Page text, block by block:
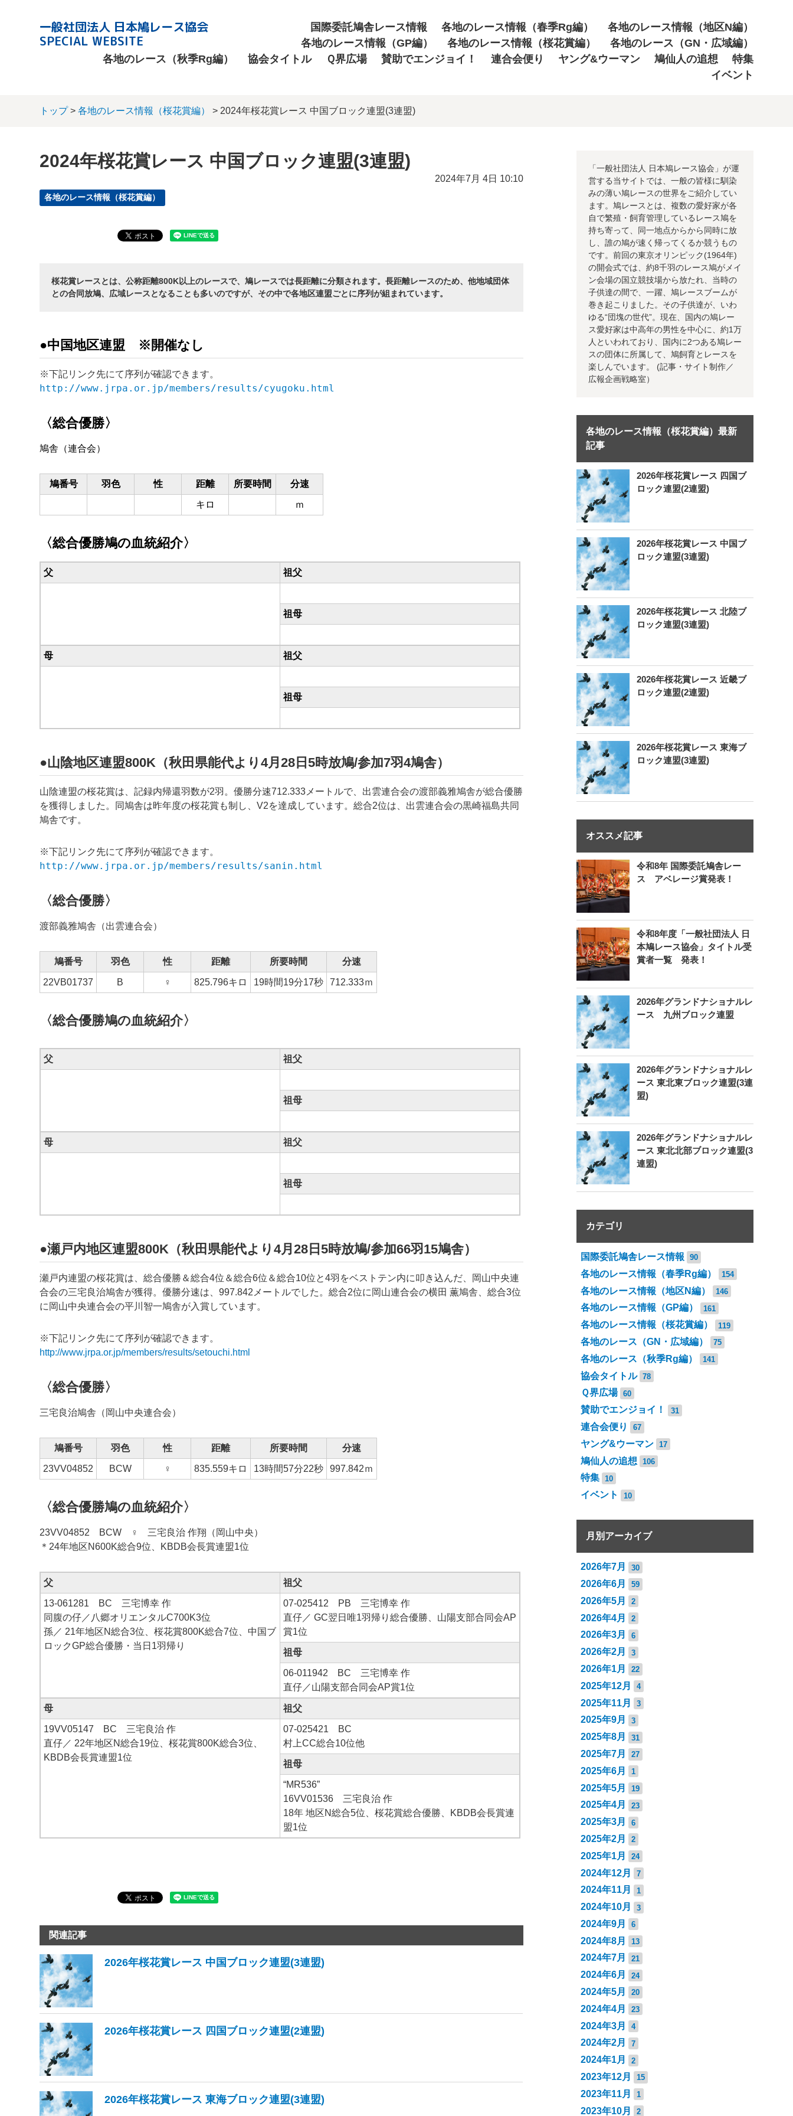
一般社団法人 日本鳩レース協会
SPECIAL WEBSITE
国際委託鳩舎レース情報 各地のレース情報（春季Rg編）
各地のレース情報（地区N編）
各地のレース情報（GP編）
各地のレース情報（桜花賞編）
各地のレース（GN・広域編）
各地のレース（秋季Rg編）
協会タイトル Ｑ界広場 賛助でエンジョイ！ 連合会便り ヤング&ウーマン 鳩仙人の追想
特集
イベント
トップ>各地のレース情報（桜花賞編） > 2024年桜花賞レース 中国ブロック連盟(3連盟)
2024年桜花賞レース 中国ブロック連盟(3連盟)
2024年7月 4日 10:10
各地のレース情報（桜花賞編）
桜花賞レースとは、公称距離800K以上のレースで、鳩レースでは長距離に分類されます。長距離レースのため、他地域団体
との合同放鳩、広域レースとなることも多いのですが、その中で各地区連盟ごとに序列が組まれています。
●中国地区連盟 ※開催なし
※下記リンク先にて序列が確認できます。
http://www.jrpa.or.jp/members/results/cyugoku.html
〈総合優勝〉
鳩舎（連合会）
鳩番号 羽色 性 距離 所要時間 分速
キロ ｍ
〈総合優勝鳩の血統紹介〉
父 祖父
祖母
母 祖父
祖母
●山陰地区連盟800K（秋田県能代より4月28日5時放鳩/参加7羽4鳩舎）
山陰連盟の桜花賞は、記録内帰還羽数が2羽。優勝分速712.333 メートルで、出雲連合会の渡部義雅鳩舎が総合優勝
を獲得しました。同鳩舎は昨年度の桜花賞も制し、V2を達成しています。総合2位は、出雲連合会の黒崎福島共同
鳩舎です。
※下記リンク先にて序列が確認できます。
http://www.jrpa.or.jp/members/results/sanin.html
〈総合優勝〉
渡部義雅鳩舎（出雲連合会）
鳩番号 羽色 性 距離 所要時間 分速
22VB01737 B ♀ 825.796キロ 19時間19分17秒 712.333ｍ
〈総合優勝鳩の血統紹介〉
父 祖父
祖母
母 祖父
祖母
●瀬戸内地区連盟800K（秋田県能代より4月28日5時放鳩/参加66羽15鳩舎）
瀬戸内連盟の桜花賞は、総合優勝＆総合4位＆総合6位＆総合10位と4羽をベストテン内に叩き込んだ、岡山中央連
合会の三宅良治鳩舎が獲得。優勝分速は、997.842メートルでした。総合2位に岡山連合会の横田 薫鳩舎、総合3位
に岡山中央連合会の平川智一鳩舎が入賞しています。
※下記リンク先にて序列が確認できます。
http://www.jrpa.or.jp/members/results/setouchi.html
〈総合優勝〉
三宅良治鳩舎 （岡山中央連合会）
鳩番号 羽色 性 距離 所要時間 分速
23VV04852 BCW ♀ 835.559キロ 13時間57分22秒 997.842ｍ
〈総合優勝鳩の血統紹介〉
23VV04852 BCW ♀ 三宅良治 作翔（岡山中央）
＊24年地区N600K総合9位、KBDB会長賞連盟1位
父 祖父
13-061281 BC 三宅博幸 作
同腹の仔／八郷オリエンタルC700K3位
孫／ 21年地区N総合3位、桜花賞800K総合7位、中国ブ
ロックGP総合優勝・当日1羽帰り
07-025412 PB 三宅博幸 作
直仔／ GC翌日唯1羽帰り総合優勝、山陽支部合同会AP
賞1位
祖母
06-011942 BC 三宅博幸 作
直仔／山陽支部合同会AP賞1位
母 祖父
19VV05147 BC 三宅良治 作
直仔／ 22年地区N総合19位、桜花賞800K総合3位、
KBDB会長賞連盟1位
07-025421 BC
村上CC総合10位他
祖母
“MR536”
16VV01536 三宅良治 作
18年 地区N総合5位、桜花賞総合優勝、KBDB会長賞連
盟1位
関連記事
2026年桜花賞レース 中国ブロック連盟(3連盟)
2026年桜花賞レース 四国ブロック連盟(2連盟)
2026年桜花賞レース 東海ブロック連盟(3連盟)
「一般社団法人 日本鳩レース協会」が運
営する当サイトでは、一般の皆様に馴染
みの薄い鳩レースの世界をご紹介してい
ます。鳩レースとは、複数の愛好家が各
自で繁殖・飼育管理しているレース鳩を
持ち寄って、同一地点からから同時に放
し、誰の鳩が速く帰ってくるか競うもの
です。前回の東京オリンピック(1964年)
の開会式では、約8千羽のレース鳩がメイ
ン会場の国立競技場から放たれ、当時の
子供達の間で、一躍、鳩レースブームが
巻き起こりました。その子供達が、いわ
ゆる“団塊の世代”。現在、国内の鳩レー
ス愛好家は中高年の男性を中心に、約1万
人といわれており、国内に2つある鳩レー
スの団体に所属して、鳩飼育とレースを
楽しんでいます。 (記事・サイト制作／
広報企画戦略室）
各地のレース情報（桜花賞編）最新
記事
2026年桜花賞レース 四国ブ
ロック連盟(2連盟)
2026年桜花賞レース 中国ブ
ロック連盟(3連盟)
2026年桜花賞レース 北陸ブ
ロック連盟(3連盟)
2026年桜花賞レース 近畿ブ
ロック連盟(2連盟)
2026年桜花賞レース 東海ブ
ロック連盟(3連盟)
オススメ記事
令和8年 国際委託鳩舎レー
ス アベレージ賞発表！
令和8年度「一般社団法人 日
本鳩レース協会」タイトル受
賞者一覧 発表！
2026年グランドナショナルレ
ース 九州ブロック連盟
2026年グランドナショナルレ
ース 東北東ブロック連盟(3連
盟)
2026年グランドナショナルレ
ース 東北北部ブロック連盟(3
連盟)
カテゴリ
国際委託鳩舎レース情報 90
各地のレース情報（春季Rg編） 154
各地のレース情報（地区N編） 146
各地のレース情報（GP編） 161
各地のレース情報（桜花賞編） 119
各地のレース（GN・広域編） 75
各地のレース（秋季Rg編） 141
協会タイトル 78
Ｑ界広場 60
賛助でエンジョイ！ 31
連合会便り 67
ヤング&ウーマン 17
鳩仙人の追想 106
特集 10
イベント 10
月別アーカイブ
2026年7月 30
2026年6月 59
2026年5月 2
2026年4月 2
2026年3月 6
2026年2月 3
2026年1月 22
2025年12月 4
2025年11月 3
2025年9月 3
2025年8月 31
2025年7月 27
2025年6月 1
2025年5月 19
2025年4月 23
2025年3月 6
2025年2月 2
2025年1月 24
2024年12月 7
2024年11月 1
2024年10月 3
2024年9月 6
2024年8月 13
2024年7月 21
2024年6月 24
2024年5月 20
2024年4月 23
2024年3月 4
2024年2月 7
2024年1月 2
2023年12月 15
2023年11月 1
2023年10月 2